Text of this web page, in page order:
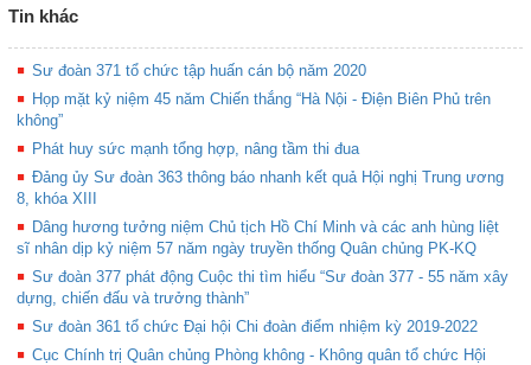
Tin khác
Sư đoàn 371 tổ chức tập huấn cán bộ năm 2020
Họp mặt kỷ niệm 45 năm Chiến thắng “Hà Nội - Điện Biên Phủ trên
không”
Phát huy sức mạnh tổng hợp, nâng tầm thi đua
Đảng ủy Sư đoàn 363 thông báo nhanh kết quả Hội nghị Trung ương
8, khóa XIII
Dâng hương tưởng niệm Chủ tịch Hồ Chí Minh và các anh hùng liệt
sĩ nhân dịp kỷ niệm 57 năm ngày truyền thống Quân chủng PK-KQ
Sư đoàn 377 phát động Cuộc thi tìm hiểu “Sư đoàn 377 - 55 năm xây
dựng, chiến đấu và trưởng thành”
Sư đoàn 361 tổ chức Đại hội Chi đoàn điểm nhiệm kỳ 2019-2022
Cục Chính trị Quân chủng Phòng không - Không quân tổ chức Hội